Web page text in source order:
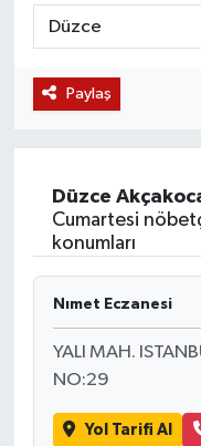
Paylaş
Düzce
Cumartesi
konumları
Nımet Eczanesi
YALI MAH.
NO:29
Yol Tarifi Al
YAŞAM
SARUHANLI
KIRKAĞAÇ
GÖRDES
KÖPRÜBAŞI
KULA
SARIGÖL
SELENDİ
SOMA
EĞİTİM
SPOR
BİLİM VE
YAZARLAR